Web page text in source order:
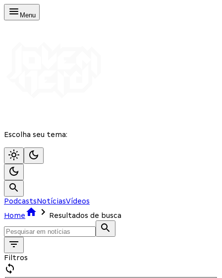
Menu
Escolha seu tema:
PodcastsNotíciasVídeos
Home
Resultados de busca
Filtros